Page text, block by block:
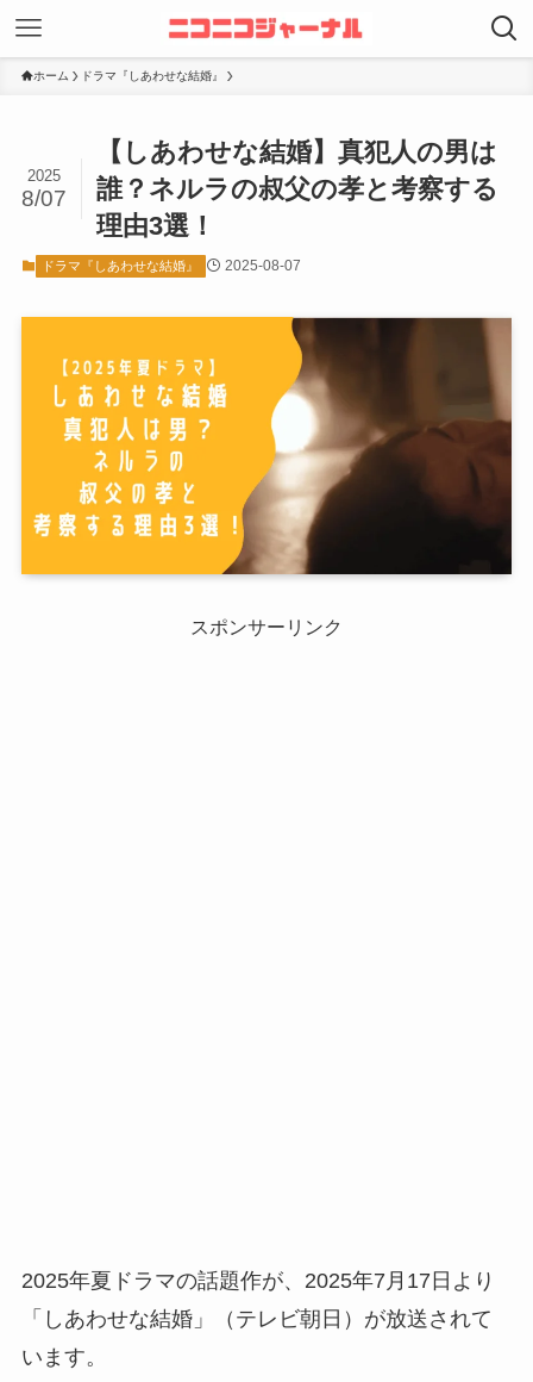
ホーム ドラマ『しあわせな結婚』
【しあわせな結婚】真犯人の男は
誰？ネルラの叔父の孝と考察する
理由3選！
2025
8/07
ドラマ『しあわせな結婚』 2025-08-07
スポンサーリンク
2025年夏ドラマの話題作が、2025年7月17日より
「しあわせな結婚」（テレビ朝日）が放送されて
います。